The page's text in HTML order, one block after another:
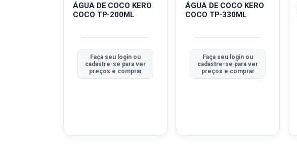
ÁGUA DE COCO KERO
COCO TP-200ML
Faça seu login ou
cadastre-se para ver
preços e comprar
ÁGUA DE COCO KERO
COCO TP-330ML
Faça seu login ou
cadastre-se para ver
preços e comprar